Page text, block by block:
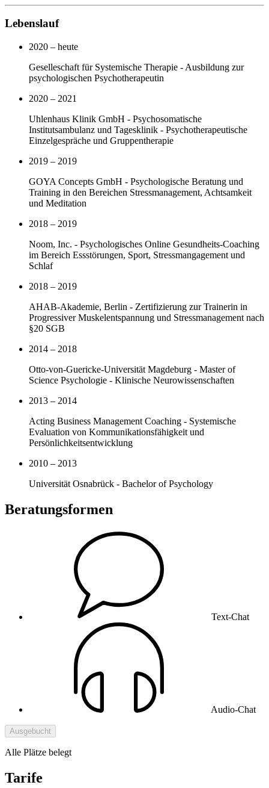
Lebenslauf
2020 – heute
Geselleschaft für Systemische Therapie - Ausbildung zur
psychologischen Psychotherapeutin
2020 – 2021
Uhlenhaus Klinik GmbH - Psychosomatische
Institutsambulanz und Tagesklinik - Psychotherapeutische
Einzelgespräche und Gruppentherapie
2019 – 2019
GOYA Concepts GmbH - Psychologische Beratung und
Training in den Bereichen Stressmanagement, Achtsamkeit
und Meditation
2018 – 2019
Noom, Inc. - Psychologisches Online Gesundheits-Coaching
im Bereich Essstörungen, Sport, Stressmangagement und
Schlaf
2018 – 2019
AHAB-Akademie, Berlin - Zertifizierung zur Trainerin in
Progressiver Muskelentspannung und Stressmanagement nach
§20 SGB
2014 – 2018
Otto-von-Guericke-Universität Magdeburg - Master of
Science Psychologie - Klinische Neurowissenschaften
2013 – 2014
Acting Business Management Coaching - Systemische
Evaluation von Kommunikationsfähigkeit und
Persönlichkeitsentwicklung
2010 – 2013
Universität Osnabrück - Bachelor of Psychology
Beratungsformen
Text-Chat
Audio-Chat
Ausgebucht
Alle Plätze belegt
Tarife